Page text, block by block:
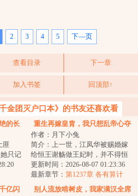
2 3 4 5 下—页
查看目录 下一章
加入书签 回顶部↑
金团灭户口本》的书友还喜欢看
的长
匪
只记
一
重生再嫁皇胄，我只想乱帝心夺
凤位
作者：月下小兔
简介：上一世，江凤华被赐婚嫁
给恒王谢觞做王妃时，并不得恒
王喜欢。她以为只要自己谨守礼
节，事必躬亲，...
更新时间：2026-08-07 01:23:36
最新章节： 第1237章 各有算计
亿闪
别人流放啃树皮，我家满汉全席